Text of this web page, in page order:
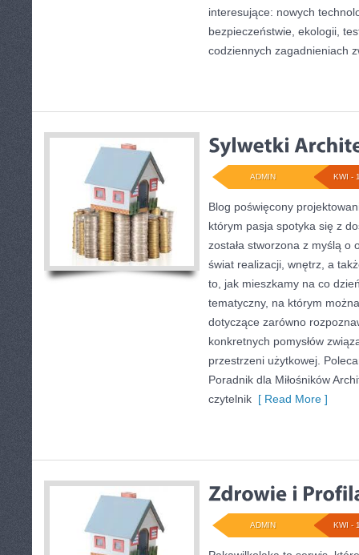
interesujące: nowych
bezpieczeństwie, ekologii,
codziennych zagadnieniach
KWI -
ADMIN
Blog poświęcony
którym pasja spotyka się z
została stworzona z myślą o
świat realizacji, wnętrz, a
to, jak mieszkamy na co
tematyczny, na którym
dotyczące zarówno
konkretnych pomysłów
przestrzeni użytkowej.
Poradnik dla Miłośników
czytelnik [ Read More ]
KWI -
ADMIN